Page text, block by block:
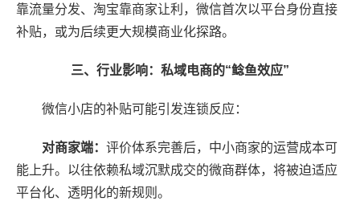
靠流量分发、淘宝靠商家让利，微信首次以平台身份直接
补贴，或为后续更大规模商业化探路。
三、行业影响：私域电商的“鲶鱼效应”
微信小店的补贴可能引发连锁反应：
对商家端： 评价体系完善后，中小商家的运营成本可
能上升。以往依赖私域沉默成交的微商群体，将被迫适应
平台化、透明化的新规则。